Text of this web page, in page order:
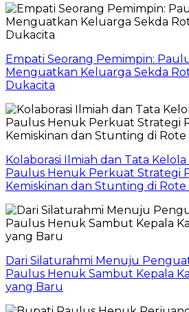
Empati Seorang Pemimpin:
Menguatkan Keluarga Sekda
Dukacita
Kolaborasi Ilmiah dan Tata
Paulus Henuk Perkuat Strategi
Kemiskinan dan Stunting di Rote
Dari Silaturahmi Menuju
Paulus Henuk Sambut Kepala
yang Baru